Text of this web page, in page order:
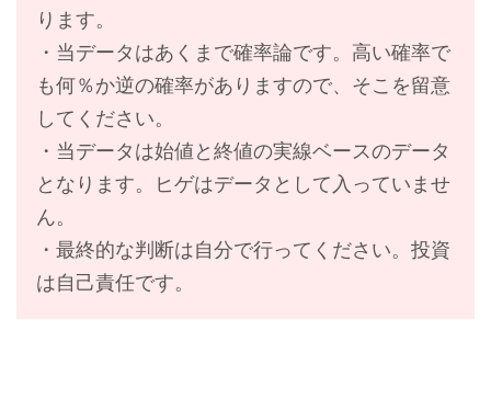
ります。
・当データはあくまで確率論です。高い確率で
も何％か逆の確率がありますので、そこを留意
してください。
・当データは始値と終値の実線ベースのデータ
となります。ヒゲはデータとして入っていませ
ん。
・最終的な判断は自分で行ってください。投資
は自己責任です。